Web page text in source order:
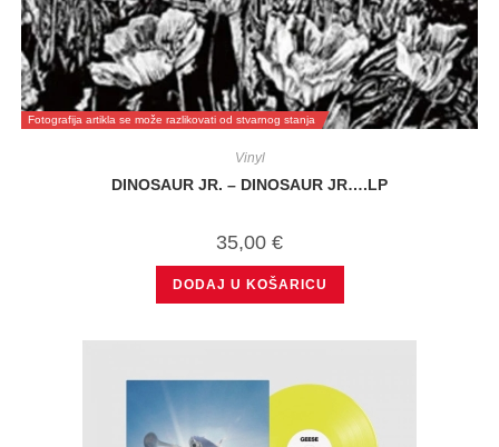
Fotografija artikla se može razlikovati od stvarnog stanja
Vinyl
DINOSAUR JR. – DINOSAUR JR….LP
35,00 €
DODAJ U KOŠARICU